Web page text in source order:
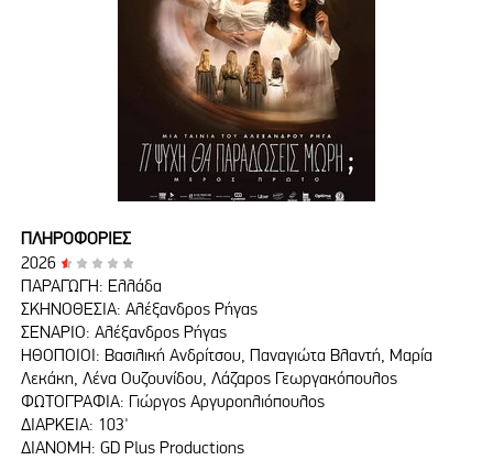
ΠΛΗΡΟΦΟΡΙΕΣ
2026
ΠΑΡΑΓΩΓΗ: Ελλάδα
ΣΚΗΝΟΘΕΣΙΑ: Αλέξανδρος Ρήγας
ΣΕΝΑΡΙΟ: Αλέξανδρος Ρήγας
ΗΘΟΠΟΙΟΙ: Βασιλική Ανδρίτσου, Παναγιώτα Βλαντή, Μαρία
Λεκάκη, Λένα Ουζουνίδου, Λάζαρος Γεωργακόπουλος
ΦΩΤΟΓΡΑΦΙΑ: Γιώργος Αργυροηλιόπουλος
ΔΙΑΡΚΕΙΑ: 103'
ΔΙΑΝΟΜΗ: GD Plus Productions